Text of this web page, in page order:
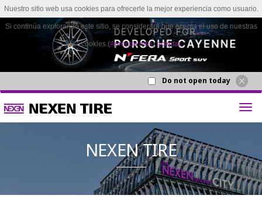
Nuestro sitio web usa cookies para ofrecerle la mejor experiencia como usuario.
Si continúa explorando este sitio, se considerará que acepta el uso de nuestras
cookies.(Aprende más)aceptar
Do not open today